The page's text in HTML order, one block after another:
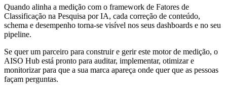
Quando alinha a medição com o framework de Fatores de
Classificação na Pesquisa por IA, cada correção de conteúdo,
schema e desempenho torna-se visível nos seus dashboards e no seu
pipeline.
Se quer um parceiro para construir e gerir este motor de medição, o
AISO Hub está pronto para auditar, implementar, otimizar e
monitorizar para que a sua marca apareça onde quer que as pessoas
façam perguntas.